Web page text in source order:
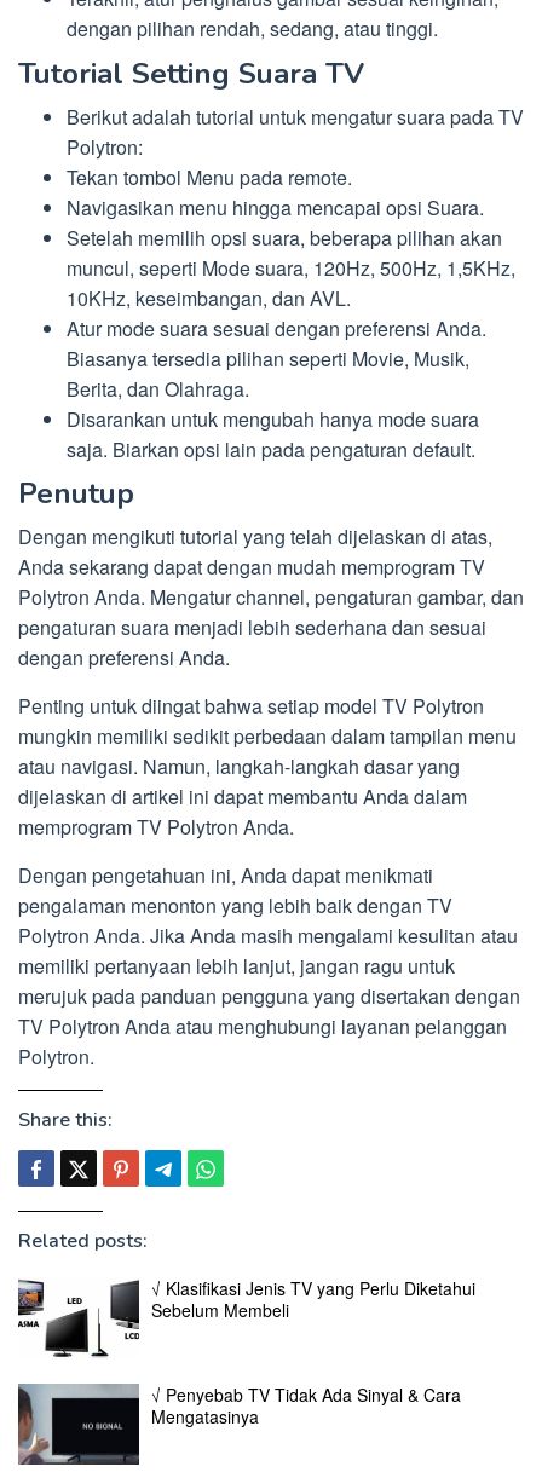
dengan pilihan rendah, sedang, atau tinggi.
Tutorial Setting Suara TV
Berikut adalah tutorial untuk mengatur suara pada TV
Polytron:
Tekan tombol Menu pada remote.
Navigasikan menu hingga mencapai opsi Suara.
Setelah memilih opsi suara, beberapa pilihan akan
muncul, seperti Mode suara, 120Hz, 500Hz, 1,5KHz,
10KHz, keseimbangan, dan AVL.
Atur mode suara sesuai dengan preferensi Anda.
Biasanya tersedia pilihan seperti Movie, Musik,
Berita, dan Olahraga.
Disarankan untuk mengubah hanya mode suara
saja. Biarkan opsi lain pada pengaturan default.
Penutup
Dengan mengikuti tutorial yang telah dijelaskan di atas,
Anda sekarang dapat dengan mudah memprogram TV
Polytron Anda. Mengatur channel, pengaturan gambar, dan
pengaturan suara menjadi lebih sederhana dan sesuai
dengan preferensi Anda.
Penting untuk diingat bahwa setiap model TV Polytron
mungkin memiliki sedikit perbedaan dalam tampilan menu
atau navigasi. Namun, langkah-langkah dasar yang
dijelaskan di artikel ini dapat membantu Anda dalam
memprogram TV Polytron Anda.
Dengan pengetahuan ini, Anda dapat menikmati
pengalaman menonton yang lebih baik dengan TV
Polytron Anda. Jika Anda masih mengalami kesulitan atau
memiliki pertanyaan lebih lanjut, jangan ragu untuk
merujuk pada panduan pengguna yang disertakan dengan
TV Polytron Anda atau menghubungi layanan pelanggan
Polytron.
Share this:
Related posts:
√ Klasifikasi Jenis TV yang Perlu Diketahui
Sebelum Membeli
√ Penyebab TV Tidak Ada Sinyal & Cara
Mengatasinya